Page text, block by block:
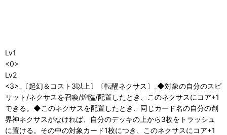
Lv1
<0>
Lv2
<3>_〔起幻＆コスト3以上〕〔転醒ネクサス〕_◆対象の自分のスピ
リット/ネクサスを召喚/煌臨/配置したとき、このネクサスにコア+1
できる。◆このネクサスを配置したとき、同じカード名の自分の創
界神ネクサスがなければ、自分のデッキの上から3枚をトラッシュ
に置ける。その中の対象カード1枚につき、このネクサスにコア+1